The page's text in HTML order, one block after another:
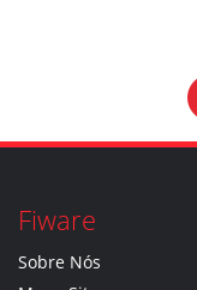
Fiware
Sobre Nós